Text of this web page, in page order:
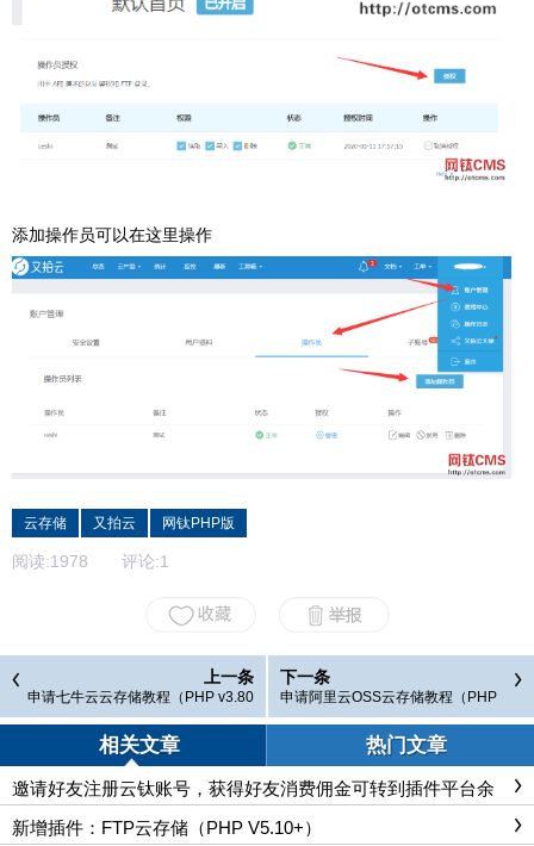
添加操作员可以在这里操作
云存储 又拍云 网钛PHP版
阅读:1978 评论:1
上一条
申请七牛云云存储教程（PHP v3.80
+）
下一条
申请阿里云OSS云存储教程（PHP
v3.80+）
相关文章 热门文章
邀请好友注册云钛账号，获得好友消费佣金可转到插件平台余
额~
新增插件：FTP云存储（PHP V5.10+）